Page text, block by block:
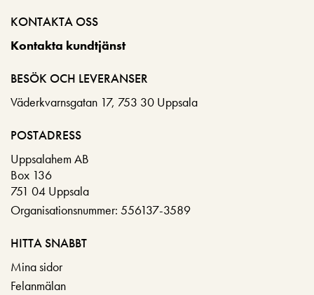
KONTAKTA OSS
Kontakta kundtjänst
BESÖK OCH LEVERANSER
Väderkvarnsgatan 17, 753 30 Uppsala
POSTADRESS
Uppsalahem AB
Box 136
751 04 Uppsala
Organisationsnummer: 556137-3589
HITTA SNABBT
Mina sidor
Felanmälan